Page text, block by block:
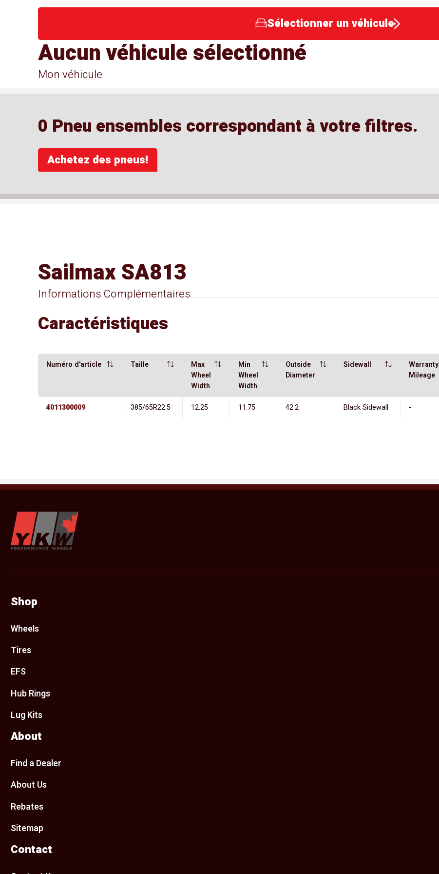
Sélectionner un véhicule
Mon véhicule
Aucun véhicule sélectionné
0 Pneu ensembles correspondant à votre filtres.
Achetez des pneus!
Informations Complémentaires
Sailmax SA813
Caractéristiques
Numéro d'article Taille
Max
Wheel
Width
Min
Wheel
Width
Outside
Diameter
Sidewall
Warranty
Mileage
4011300009 385/65R22.5 12.25 11.75 42.2 Black Sidewall -
YKW Wheels
Shop
Wheels
Tires
EFS
Hub Rings
Lug Kits
About
Find a Dealer
About Us
Rebates
Sitemap
Contact